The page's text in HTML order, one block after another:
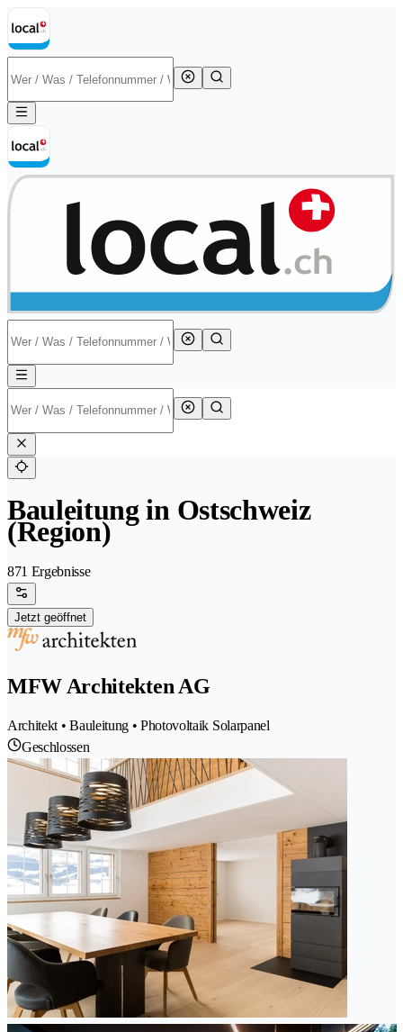
Bauleitung in Ostschweiz
(Region)
871 Ergebnisse
Jetzt geöffnet
MFW Architekten AG
Architekt • Bauleitung • Photovoltaik Solarpanel
Geschlossen